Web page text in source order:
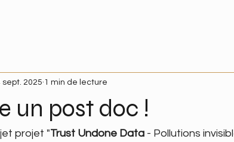
un post doc !
sept. 2025 1 min de lecture
projet "Trust Undone Data - Pollutions